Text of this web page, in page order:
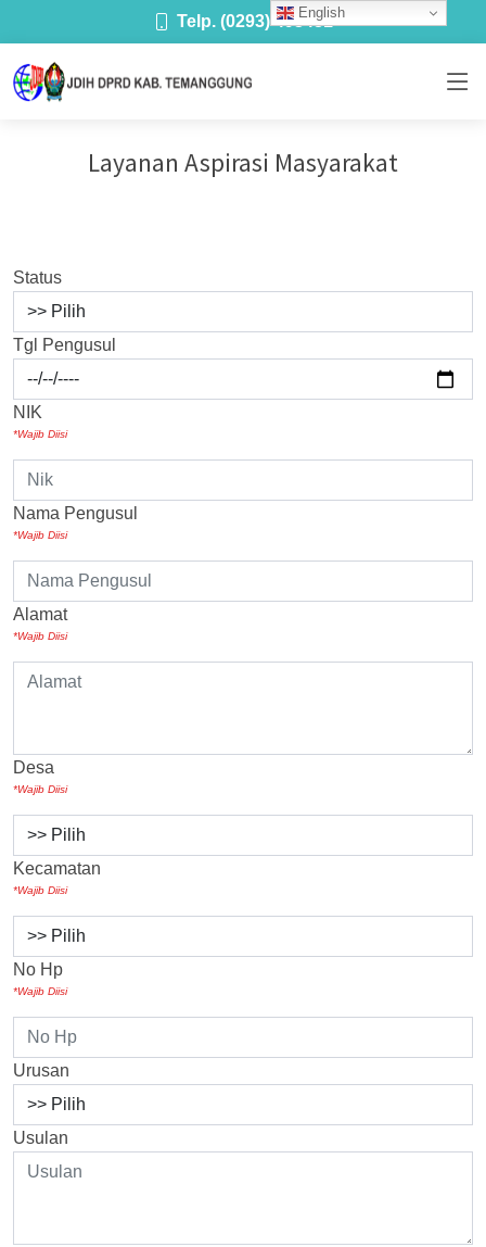
English
Telp. (0293) 493481
Layanan Aspirasi Masyarakat
Status
Tgl Pengusul
NIK
*Wajib Diisi
Nama Pengusul
*Wajib Diisi
Alamat
*Wajib Diisi
Desa
*Wajib Diisi
Kecamatan
*Wajib Diisi
No Hp
*Wajib Diisi
Urusan
Usulan